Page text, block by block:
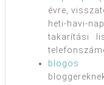
évre,
heti-havi-
takarítási
blogos